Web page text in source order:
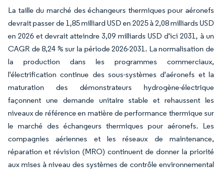
La taille du marché des échangeurs thermiques pour aéronefs
devrait passer de 1,85 milliard USD en 2025 à 2,08 milliards USD
en 2026 et devrait atteindre 3,09 milliards USD d'ici 2031, à un
CAGR de 8,24 % sur la période 2026-2031. La normalisation de
la production dans les programmes commerciaux,
l'électrification continue des sous-systèmes d'aéronefs et la
maturation des démonstrateurs hydrogène-électrique
façonnent une demande unitaire stable et rehaussent les
niveaux de référence en matière de performance thermique sur
le marché des échangeurs thermiques pour aéronefs. Les
compagnies aériennes et les réseaux de maintenance,
réparation et révision (MRO) continuent de donner la priorité
aux mises à niveau des systèmes de contrôle environnemental